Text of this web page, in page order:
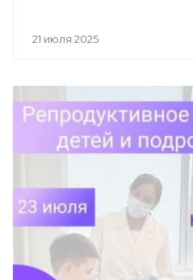
21 июля 2025